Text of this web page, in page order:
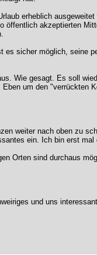
erheblich
öffentlich akzeptierten
sicher möglich, seine
Wie gesagt. Es soll
um den "verrückten
weiter nach oben zu
ein. Ich bin erst
Orten sind durchaus
und uns